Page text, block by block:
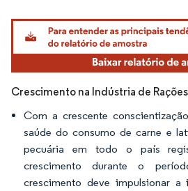
Imagem © Mordor Intelligence. O reuso requer
Crescimento na Indústria de Rações
Com a crescente
saúde do consumo de carne e
pecuária em todo o país
crescimento durante o
crescimento deve impulsionar a